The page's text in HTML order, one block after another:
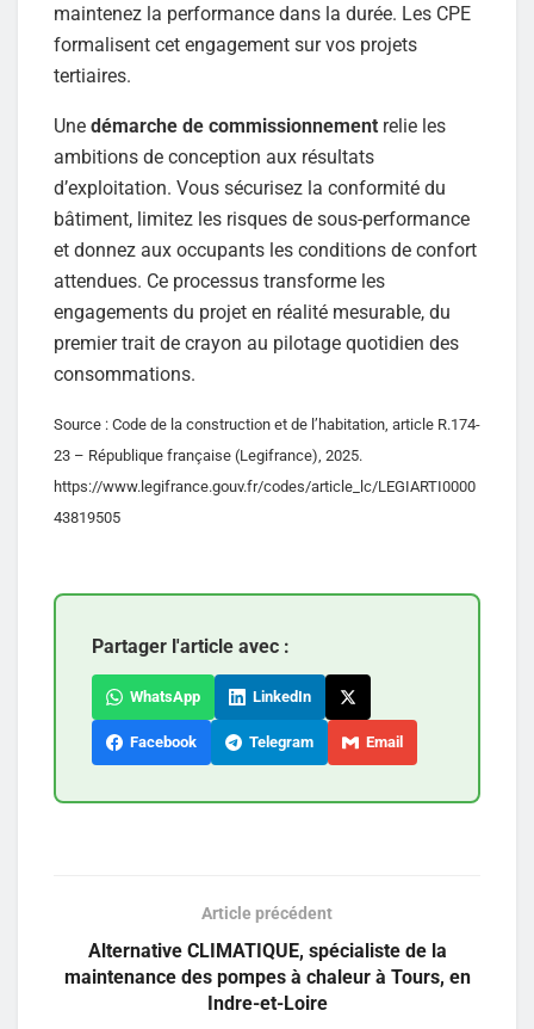
maintenez la performance dans la durée. Les CPE
formalisent cet engagement sur vos projets
tertiaires.
Une démarche de commissionnement relie les
ambitions de conception aux résultats
d’exploitation. Vous sécurisez la conformité du
bâtiment, limitez les risques de sous-performance
et donnez aux occupants les conditions de confort
attendues. Ce processus transforme les
engagements du projet en réalité mesurable, du
premier trait de crayon au pilotage quotidien des
consommations.
Source : Code de la construction et de l’habitation, article R.174-
23 – République française (Legifrance), 2025.
https://www.legifrance.gouv.fr/codes/article_lc/LEGIARTI0000
43819505
Partager l'article avec :
WhatsApp LinkedIn
Facebook Telegram Email
Article précédent
Alternative CLIMATIQUE, spécialiste de la
maintenance des pompes à chaleur à Tours, en
Indre-et-Loire